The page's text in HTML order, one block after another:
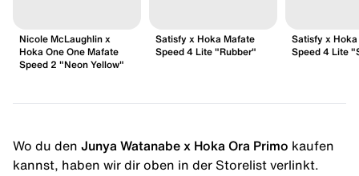
Nicole McLaughlin x
Hoka One One Mafate
Speed 2 "Neon Yellow"
Satisfy x Hoka Mafate
Speed 4 Lite "Rubber"
Satisfy x
Speed 4 Lite
Wo du den Junya Watanabe x Hoka Ora Primo kaufen
kannst, haben wir dir oben in der Storelist verlinkt.